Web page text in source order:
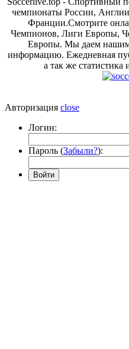
чемпионаты России,
Франции.Смотрите
Чемпионов, Лиги Европы,
Европы. Мы даем нашим
информацию. Ежедневная
а так же статистика
Авторизация close
Логин:
Пароль (Забыли?):
Войти